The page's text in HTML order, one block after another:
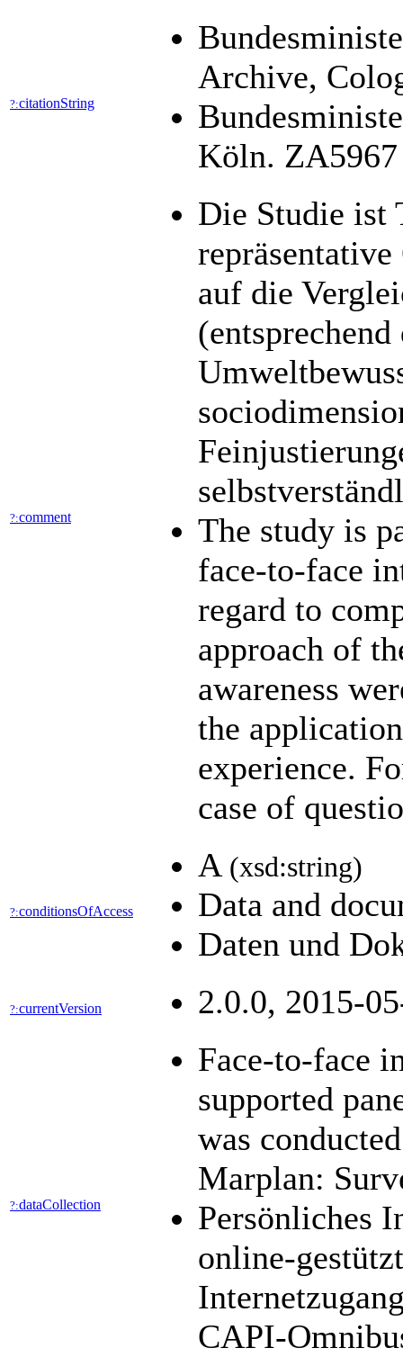
?:citationString
Archive,
Köln.
?:comment
Die Studie ist
auf die
The study is
face-to-face
regard to
approach of
awareness
the
experience.
case of
?:conditionsOfAccess
A (xsd:string)
Data and
Daten und
?:currentVersion 2.0.0, 2015-
?:dataCollection
Face-to-face
supported
was
Marplan:
Persönliches
online-
CAPI-